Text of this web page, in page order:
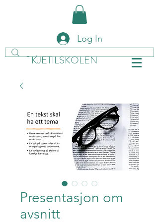
KJETILSKOLEN
Log In
Presentasjon om
avsnitt